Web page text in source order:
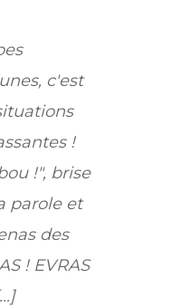
c'est
!
!", brise
parole et
des
! EVRAS